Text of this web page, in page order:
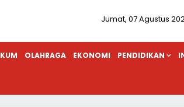
Jumat, 07 Agustus
OLAHRAGA EKONOMI PENDIDIKAN